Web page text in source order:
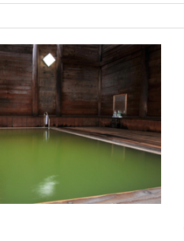
特別室【禁煙】
宿泊人数：2～4人
67,800円 (33,900円/人/泊)